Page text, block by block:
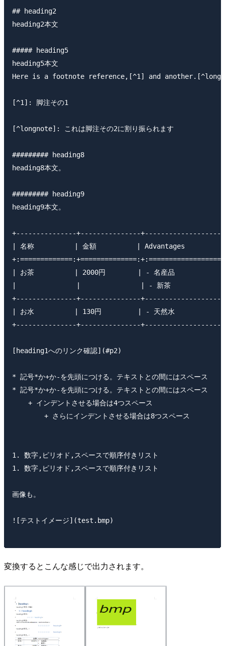
## heading2
heading2本文
##### heading5
heading5本文
Here is a footnote reference,[^1] and
[^1]: 脚注その1
[^longnote]: これは脚注その2に割り振られます
######### heading8
heading8本文。
######### heading9
heading9本文。
+---------------+---------------+--------------------
| 名称          | 金額          | Advantages
| お茶          | 2000円        | - 名産品
|               |               | - 新茶
+---------------+---------------+--------------------
| お水          | 130円         | - 天然水
+---------------+---------------+--------------------
[heading1へのリンク確認](#p2)
* 記号*か+か-を先頭につける。テキストとの間にはスペース
* 記号*か+か-を先頭につける。テキストとの間にはスペース
    + インデントさせる場合は4つスペース
        + さらにインデントさせる場合は8つスペース
1. 数字,ピリオド,スペースで順序付きリスト
1. 数字,ピリオド,スペースで順序付きリスト
画像も。
![テストイメージ](test.bmp)
変換するとこんな感じで出力されます。